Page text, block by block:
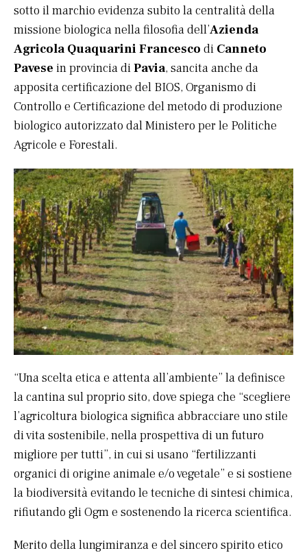
sotto il marchio evidenza subito la centralità della
missione biologica nella filosofia dell’Azienda
Agricola Quaquarini Francesco di Canneto
Pavese in provincia diPavia, sancita anche da
apposita certificazione del BIOS, Organismo di
Controllo e Certificazione del metodo di produzione
biologico autorizzato dal Ministero per le Politiche
Agricole e Forestali.
“Una scelta etica e attenta all’ambiente” la definisce
la cantina sul proprio sito, dove spiega che “scegliere
l’agricoltura biologica significa abbracciare uno stile
di vita sostenibile, nella prospettiva di un futuro
migliore per tutti”, in cui si usano “fertilizzanti
organici di origine animale e/o vegetale” e si sostiene
la biodiversità evitando le tecniche di sintesi chimica,
rifiutando gli Ogm e sostenendo la ricerca scientifica.
Merito della lungimiranza e del sincero spirito etico